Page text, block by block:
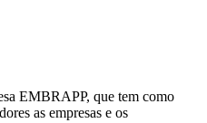
EMBRAPP, que tem como
as empresas e os